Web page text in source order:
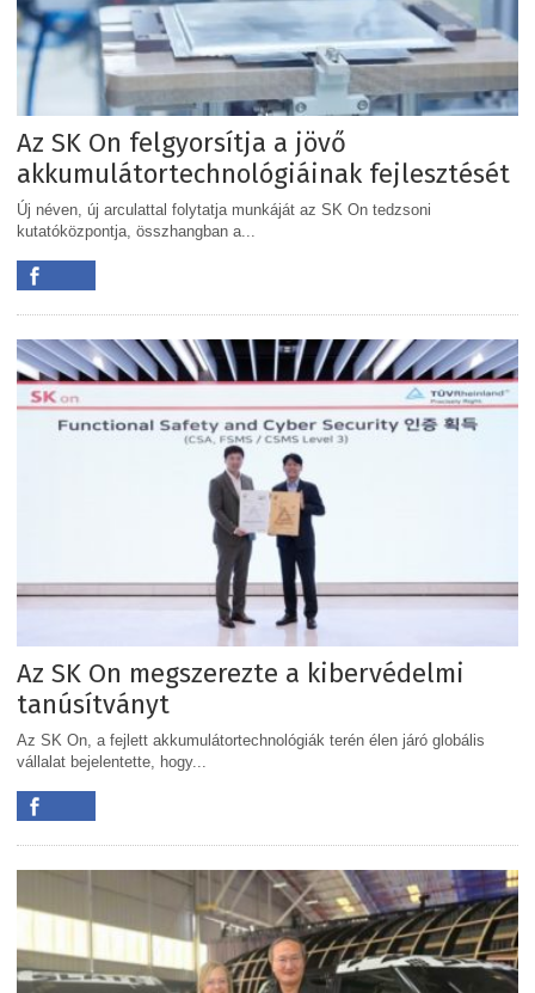
Az SK On felgyorsítja a jövő
akkumulátortechnológiáinak fejlesztését
Új néven, új arculattal folytatja munkáját az SK On tedzsoni
kutatóközpontja, összhangban a...
Az SK On megszerezte a kibervédelmi
tanúsítványt
Az SK On, a fejlett akkumulátortechnológiák terén élen járó globális
vállalat bejelentette, hogy...